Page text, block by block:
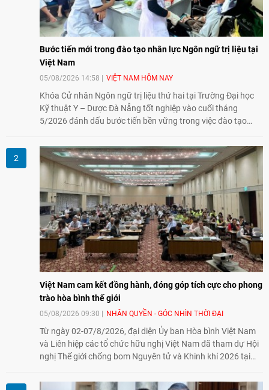
Bước tiến mới trong đào tạo nhân lực Ngôn ngữ trị liệu tại
Việt Nam
05/08/2026 14:58 VIỆT NAM HÔM NAY
Khóa Cử nhân Ngôn ngữ trị liệu thứ hai tại Trường Đại học
Kỹ thuật Y – Dược Đà Nẵng tốt nghiệp vào cuối tháng
5/2026 đánh dấu bước tiến bền vững trong việc đào tạo
tại Việt Nam.
Việt Nam cam kết đồng hành, đóng góp tích cực cho phong
trào hòa bình thế giới
05/08/2026 09:30 NHÂN QUYỀN - GÓC NHÌN THỜI ĐẠI
Từ ngày 02-07/8/2026, đại diện Ủy ban Hòa bình Việt Nam
và Liên hiệp các tổ chức hữu nghị Việt Nam đã tham dự Hội
nghị Thế giới chống bom Nguyên tử và Khinh khí 2026 tại
đồng hành cùng với phong trào hoà bình của nhân dân